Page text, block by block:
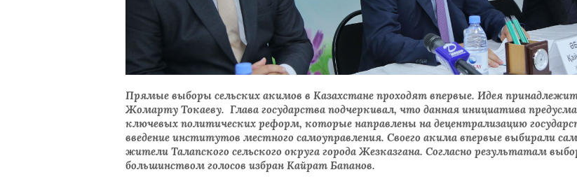
Прямые выборы сельских акимов в Казахстане проходят впервые. Идея
Жомарту Токаеву. Глава государства подчеркивал, что данная инициатива
ключевых политических реформ, которые направлены на децентрализацию
введение институтов местного самоуправления. Своего акима впервые выбирали
жители Талапского сельского округа города Жезказгана. Согласно результатам
большинством голосов избран Кайрат Бапанов.